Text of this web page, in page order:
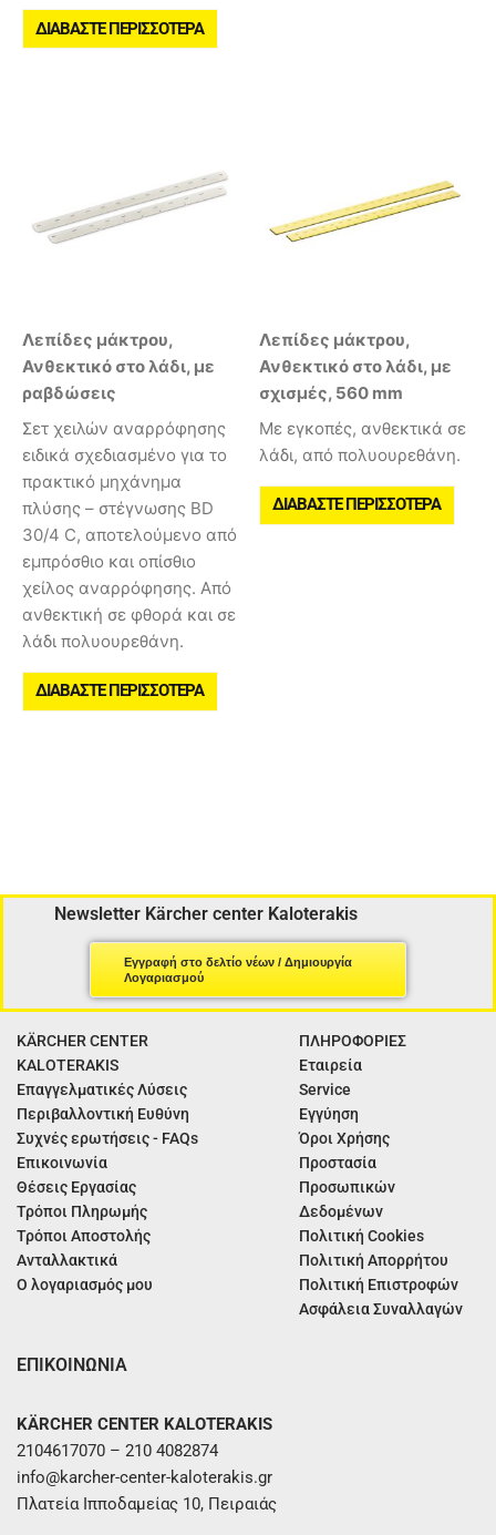
ΔΙΑΒΆΣΤΕ ΠΕΡΙΣΣΌΤΕΡΑ
Λεπίδες μάκτρου,
Ανθεκτικό στο λάδι, με
ραβδώσεις
Σετ χειλών αναρρόφησης
ειδικά σχεδιασμένο για το
πρακτικό μηχάνημα
πλύσης – στέγνωσης BD
30/4 C, αποτελούμενο από
εμπρόσθιο και οπίσθιο
χείλος αναρρόφησης. Από
ανθεκτική σε φθορά και σε
λάδι πολυουρεθάνη.
ΔΙΑΒΆΣΤΕ ΠΕΡΙΣΣΌΤΕΡΑ
Λεπίδες μάκτρου,
Ανθεκτικό στο λάδι, με
σχισμές, 560 mm
Με εγκοπές, ανθεκτικά σε
λάδι, από πολυουρεθάνη.
ΔΙΑΒΆΣΤΕ ΠΕΡΙΣΣΌΤΕΡΑ
Newsletter Kärcher center Kaloterakis
Εγγραφή στο δελτίο νέων / Δημιουργία
Λογαριασμού
KÄRCHER CENTER
KALOTERAKIS
Επαγγελματικές Λύσεις
Περιβαλλοντική Ευθύνη
Συχνές ερωτήσεις - FAQs
Επικοινωνία
Θέσεις Εργασίας
Τρόποι Πληρωμής
Τρόποι Αποστολής
Ανταλλακτικά
Ο λογαριασμός μου
ΠΛΗΡΟΦΟΡΙΕΣ
Εταιρεία
Service
Εγγύηση
Όροι Χρήσης
Προστασία
Προσωπικών
Δεδομένων
Πολιτική Cookies
Πολιτική Απορρήτου
Πολιτική Επιστροφών
Ασφάλεια Συναλλαγών
ΕΠΙΚΟΙΝΩΝΙΑ
KÄRCHER CENTER KALOTERAKIS
2104617070 – 210 4082874
info@karcher-center-kaloterakis.gr
Πλατεία Ιπποδαμείας 10, Πειραιάς